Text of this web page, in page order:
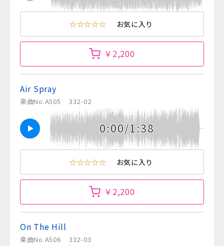
☆☆☆☆☆ お気に入り
￥2,200
Air Spray
楽曲No.A505 332-02
0:00/1:38
☆☆☆☆☆ お気に入り
￥2,200
On The Hill
楽曲No.A506 332-03